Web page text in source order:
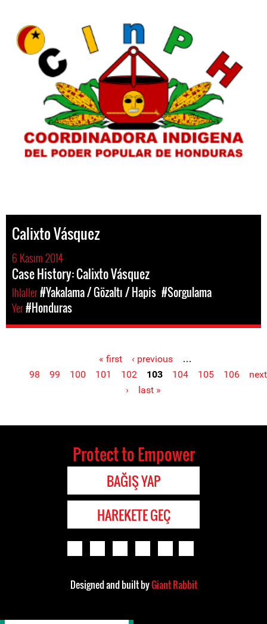
Calixto Vásquez
6 Kasım 2014
Case History: Calixto Vásquez
Ihlaller#Yakalama / Gözaltı / Hapis #Sorgulama
Yer#Honduras
Pages « first ‹ previous
…
98
99 100 101 102 103 104 105 106
next
›
last »
Protect to Empower
BAĞIŞ YAP
HAREKETE GEÇ
Designed and built byGiant Rabbit